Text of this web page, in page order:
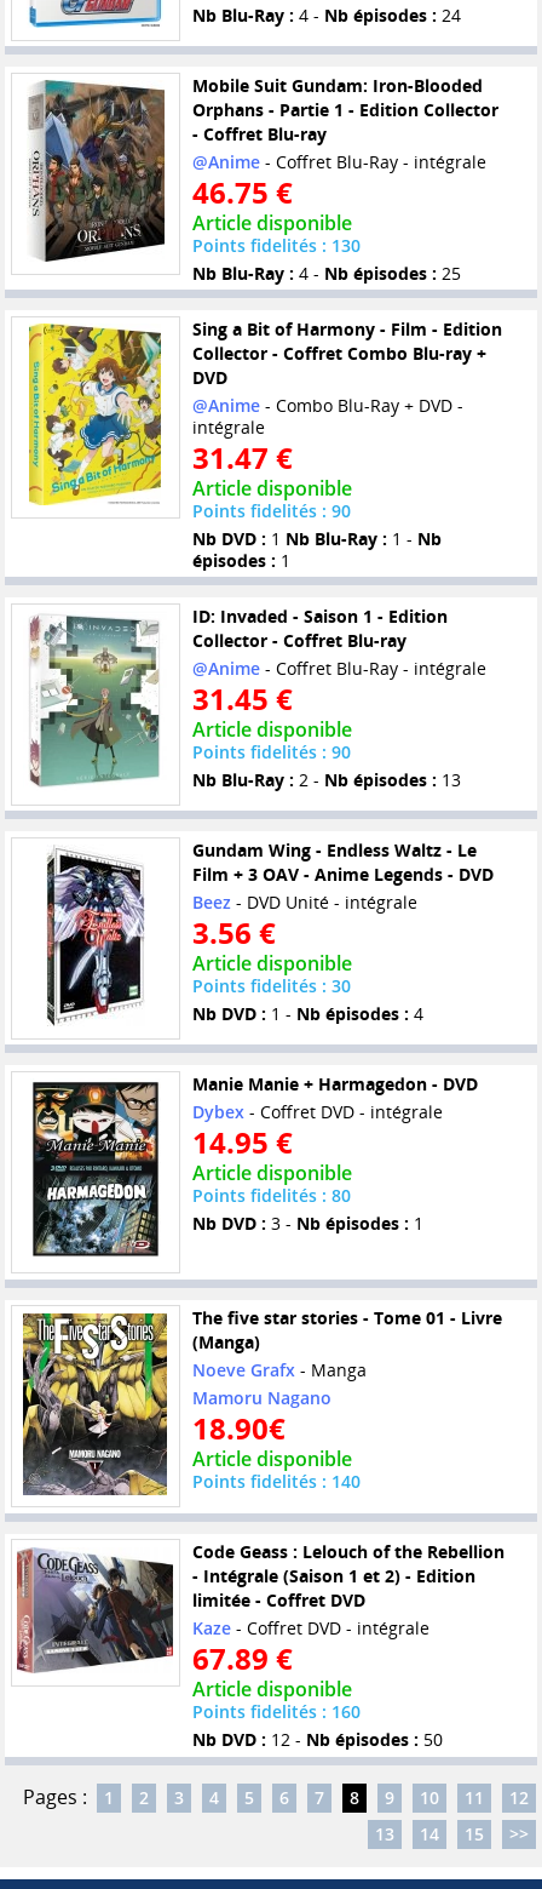
Nb Blu-Ray : 4 - Nb épisodes : 24
Mobile Suit Gundam: Iron-Blooded
Orphans - Partie 1 - Edition Collector
- Coffret Blu-ray
@Anime- Coffret Blu-Ray - intégrale
46.75 €
Article disponible
Points fidelités : 130
Nb Blu-Ray : 4 - Nb épisodes : 25
Sing a Bit of Harmony - Film - Edition
Collector - Coffret Combo Blu-ray +
DVD
@Anime- Combo Blu-Ray + DVD -
intégrale
31.47 €
Article disponible
Points fidelités : 90
Nb DVD : 1 Nb Blu-Ray : 1 - Nb
épisodes : 1
ID: Invaded - Saison 1 - Edition
Collector - Coffret Blu-ray
@Anime- Coffret Blu-Ray - intégrale
31.45 €
Article disponible
Points fidelités : 90
Nb Blu-Ray : 2 - Nb épisodes : 13
Gundam Wing - Endless Waltz - Le
Film + 3 OAV - Anime Legends - DVD
Beez- DVD Unité - intégrale
3.56 €
Article disponible
Points fidelités : 30
Nb DVD : 1 - Nb épisodes : 4
Manie Manie + Harmagedon - DVD
Dybex- Coffret DVD - intégrale
14.95 €
Article disponible
Points fidelités : 80
Nb DVD : 3 - Nb épisodes : 1
The five star stories - Tome 01 - Livre
(Manga)
Noeve Grafx- Manga
Mamoru Nagano
18.90€
Article disponible
Points fidelités : 140
Code Geass : Lelouch of the Rebellion
- Intégrale (Saison 1 et 2) - Edition
limitée - Coffret DVD
Kaze- Coffret DVD - intégrale
67.89 €
Article disponible
Points fidelités : 160
Nb DVD : 12 - Nb épisodes : 50
Pages : 1 2 3 4 5 6 7 8 9 10 11
12
13
14 15 >>